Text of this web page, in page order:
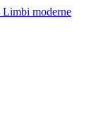
Limbi moderne